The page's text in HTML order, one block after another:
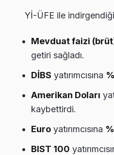
Yİ-ÜFE ile
Mevduat faizi
getiri sağladı.
DİBS yatırımcısına
Amerikan Doları
kaybettirdi.
Euro yatırımcısına
BIST 100